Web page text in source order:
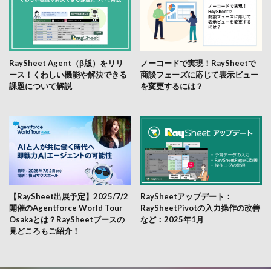
RaySheet Agent（β版）をリリ
ース！くわしい機能や解決できる
課題について解説
ノーコードで実現！RaySheetで
商談フェーズに応じて表示ビュー
を変更するには？
【RaySheet出展予定】2025/7/2
開催のAgentforce World Tour
Osakaとは？RaySheetブースの
見どころもご紹介！
RaySheetアップデート：
RaySheetPivotの入力操作の改善
など：2025年1月